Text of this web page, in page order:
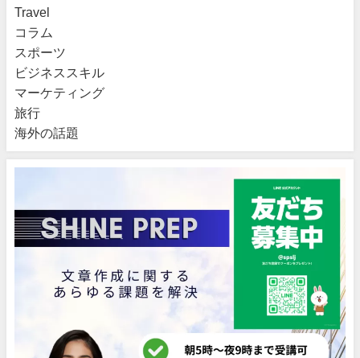
Travel
コラム
スポーツ
ビジネススキル
マーケティング
旅行
海外の話題